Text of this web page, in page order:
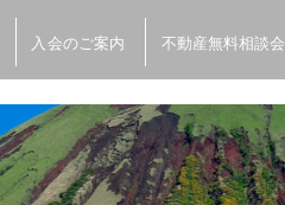
入会のご案内 不動産無料相談会